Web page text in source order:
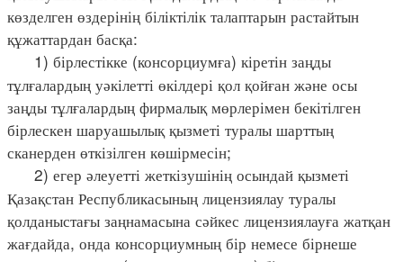
көзделген өздерінің біліктілік талаптарын растайтын
құжаттардан басқа:
1) бірлестікке (консорциумға) кіретін заңды
тұлғалардың уәкілетті өкілдері қол қойған және осы
заңды тұлғалардың фирмалық мөрлерімен бекітілген
бірлескен шаруашылық қызметі туралы шарттың
сканерден өткізілген көшірмесін;
2) егер әлеуетті жеткізушінің осындай қызметі
Қазақстан Республикасының лицензиялау туралы
қолданыстағы заңнамасына сәйкес лицензиялауға жатқан
жағдайда, онда консорциумның бір немесе бірнеше